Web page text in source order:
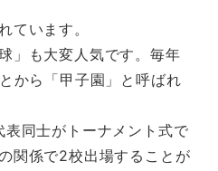
ています。
」も大変人気です。毎年
から「甲子園」と呼ばれ
表同士がトーナメント式で
関係で2校出場することが